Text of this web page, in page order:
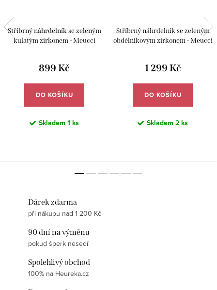
Stříbrný náhrdelník se zeleným
kulatým zirkonem - Meucci
899 Kč
DO KOŠÍKU
Skladem 1 ks
Stříbrný náhrdelník se zeleným
obdélníkovým zirkonem - Meucci
1 299 Kč
DO KOŠÍKU
Skladem 2 ks
Dárek zdarma
při nákupu nad 1 200 Kč
90 dní na výměnu
pokud šperk nesedí
Spolehlivý obchod
100% na Heureka.cz